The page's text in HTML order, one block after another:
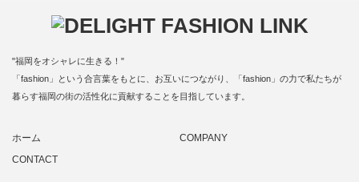
"福岡をオシャレに生きる！"
「fashion」という合言葉をもとに、お互いにつながり、「fashion」の力で私たちが
暮らす福岡の街の活性化に貢献することを目指しています。
ホーム
COMPANY
CONTACT